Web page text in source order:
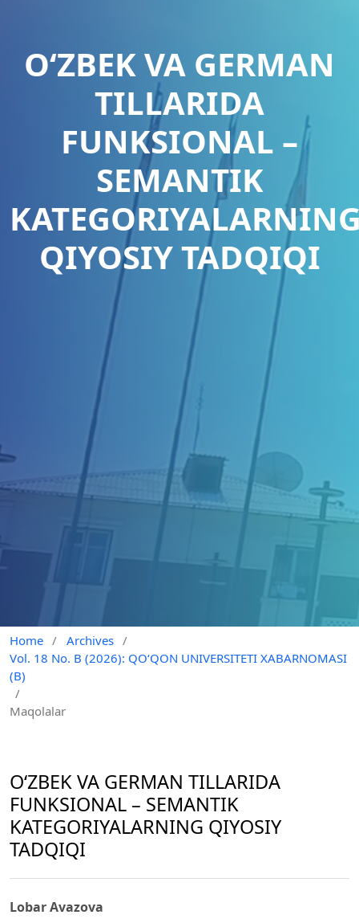
O‘ZBEK VA GERMAN
TILLARIDA
FUNKSIONAL –
SEMANTIK
QIYOSIY TADQIQI
Home / Archives /
Vol. 18 No. B (2026): QO‘QON UNIVERSITETI XABARNOMASI
(B)
/
Maqolalar
O‘ZBEK VA GERMAN TILLARIDA
FUNKSIONAL – SEMANTIK
KATEGORIYALARNING QIYOSIY
TADQIQI
Lobar Avazova